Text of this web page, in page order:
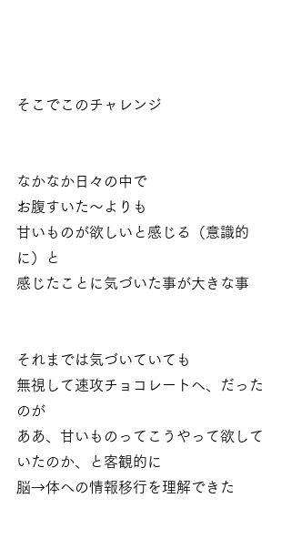
そこでこのチャレンジ
なかなか日々の中で
お腹すいた～よりも
甘いものが欲しいと感じる（意識的
に）と
感じたことに気づいた事が大きな事
それまでは気づいていても
無視して速攻チョコレートへ、だった
のが
ああ、甘いものってこうやって欲して
いたのか、と客観的に
脳→体への情報移行を理解できた